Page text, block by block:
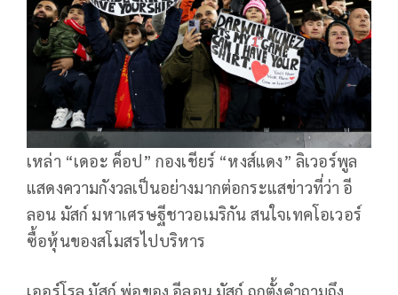
เหล่า “เดอะ ค็อป” กองเชียร์ “หงส์แดง” ลิเวอร์พูล
แสดงความกังวลเป็นอย่างมากต่อกระแสข่าวที่ว่า อี
ลอน มัสก์ มหาเศรษฐีชาวอเมริกัน สนใจเทคโอเวอร์
ซื้อหุ้นของสโมสรไปบริหาร